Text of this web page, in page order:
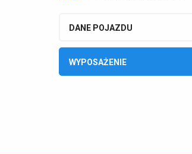
DANE POJAZDU
WYPOSAŻENIE